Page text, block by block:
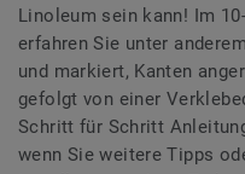
Linoleum sein kann! Im
erfahren Sie unter
und markiert, Kanten
gefolgt von einer
Schritt für Schritt
wenn Sie weitere Tipps